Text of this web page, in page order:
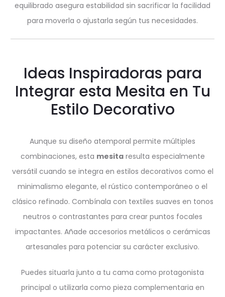
equilibrado asegura estabilidad sin sacrificar la facilidad
para moverla o ajustarla según tus necesidades.
Ideas Inspiradoras para
Integrar esta Mesita en Tu
Estilo Decorativo
Aunque su diseño atemporal permite múltiples
combinaciones, esta mesitaresulta especialmente
versátil cuando se integra en estilos decorativos como el
minimalismo elegante, el rústico contemporáneo o el
clásico refinado. Combínala con textiles suaves en tonos
neutros o contrastantes para crear puntos focales
impactantes. Añade accesorios metálicos o cerámicas
artesanales para potenciar su carácter exclusivo.
Puedes situarla junto a tu cama como protagonista
principal o utilizarla como pieza complementaria en